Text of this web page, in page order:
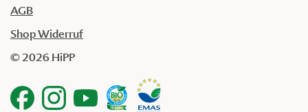
AGB
Shop Widerruf
© 2026 HiPP